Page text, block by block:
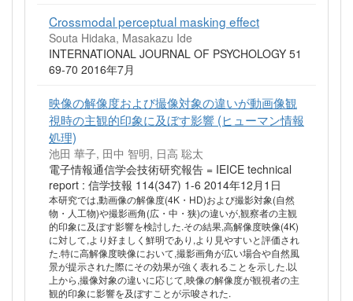
Crossmodal perceptual masking effect
Souta Hidaka, Masakazu Ide
INTERNATIONAL JOURNAL OF PSYCHOLOGY 51
69-70 2016年7月
映像の解像度および撮像対象の違いが動画像観
視時の主観的印象に及ぼす影響 (ヒューマン情報
処理)
池田 華子, 田中 智明, 日高 聡太
電子情報通信学会技術研究報告 = IEICE technical
report : 信学技報 114(347) 1-6 2014年12月1日
本研究では,動画像の解像度(4K・HD)および撮影対象(自然
物・人工物)や撮影画角(広・中・狭)の違いが,観察者の主観
的印象に及ぼす影響を検討した.その結果,高解像度映像(4K)
に対して,より好ましく鮮明であり,より見やすいと評価され
た.特に高解像度映像において,撮影画角が広い場合や自然風
景が提示された際にその効果が強く表れることを示した.以
上から,撮像対象の違いに応じて,映像の解像度が観視者の主
観的印象に影響を及ぼすことが示唆された.